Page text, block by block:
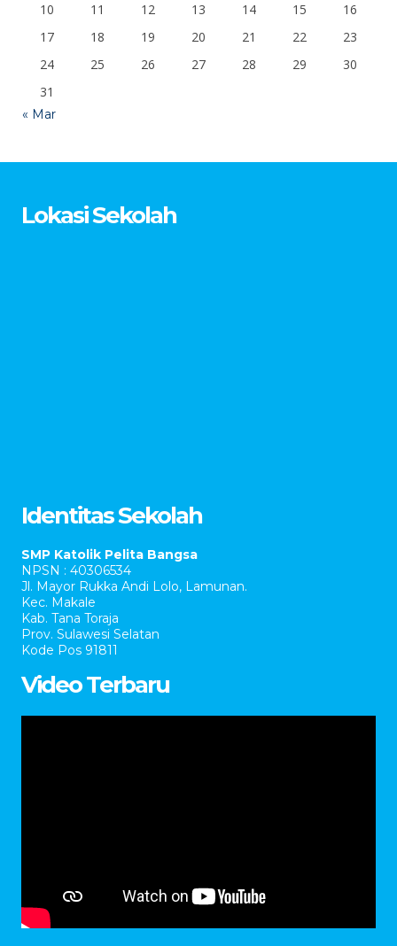
10
11 12 13 14 15
16
17
18 19 20 21 22
23
24
25 26 27 28 29
30
31
« Mar
Lokasi Sekolah
Identitas Sekolah
SMP Katolik Pelita Bangsa
NPSN : 40306534
Jl. Mayor Rukka Andi Lolo, Lamunan.
Kec. Makale
Kab. Tana Toraja
Prov. Sulawesi Selatan
Kode Pos 91811
Video Terbaru